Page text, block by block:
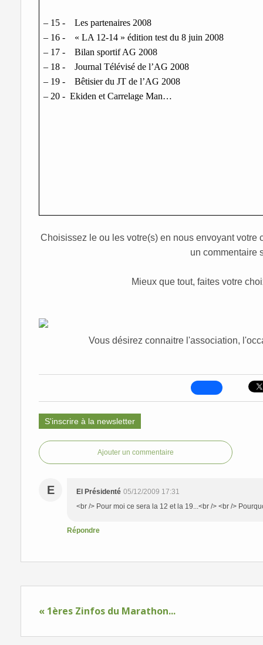
– 15 -
Les partenaires 2008
– 16 -
« LA 12-14 » édition test du 8 juin 2008
– 17 -
Bilan sportif AG 2008
– 18 -
Journal Télévisé de l’AG 2008
– 19 -
Bêtisier du JT de l’AG 2008
– 20 - Ekiden et Carrelage Man…
Choisissez le ou les votre(s) en nous envoyant votre
un commentaire
Mieux que tout, faites votre
Vous désirez connaitre l'association,
S'inscrire à la newsletter
Ajouter un commentaire
E El Présidenté 05/12/2009 17:31
<br /> Pour moi ce sera la 12 et la 19...<br /> <br />
Répondre
« 1ères Zinfos du Marathon...